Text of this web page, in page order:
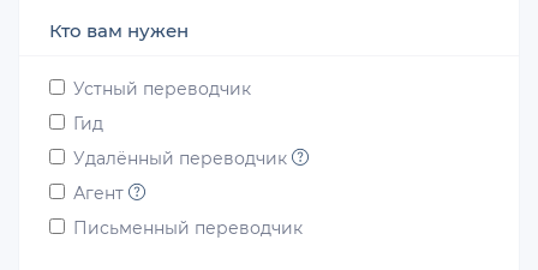
Кто вам нужен
Устный переводчик
Гид
Удалённый переводчик
Агент
Письменный переводчик